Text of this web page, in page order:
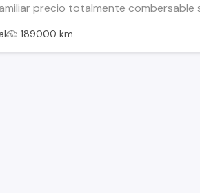
precio totalmente combersable
189000 km